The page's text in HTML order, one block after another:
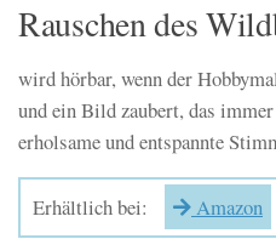
Rauschen des
wird hörbar, wenn der
und ein Bild zaubert, das
erholsame und entspannte
Erhältlich bei: Amazon